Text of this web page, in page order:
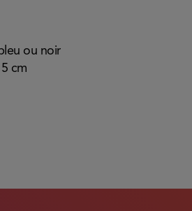
ou noir
cm